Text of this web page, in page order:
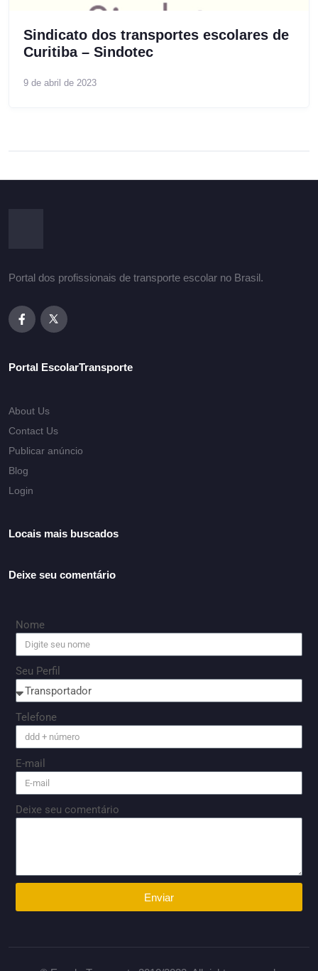
Sindicato dos transportes escolares de
Curitiba – Sindotec
9 de abril de 2023
Portal dos profissionais de transporte escolar no Brasil.
Portal EscolarTransporte
About Us
Contact Us
Publicar anúncio
Blog
Login
Locais mais buscados
Deixe seu comentário
Nome
Seu Perfil
Telefone
E-mail
Deixe seu comentário
Enviar